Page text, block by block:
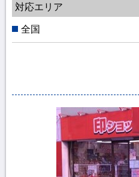
対応エリア
全国